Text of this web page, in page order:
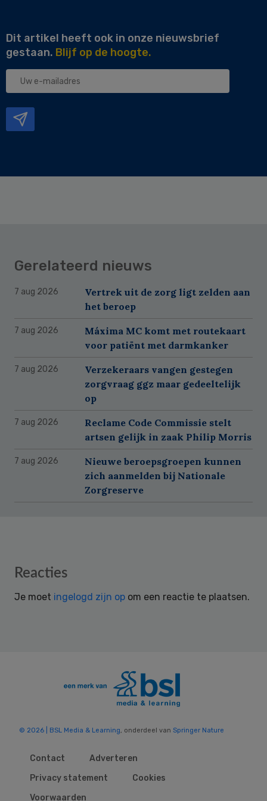
Dit artikel heeft ook in onze nieuwsbrief
gestaan. Blijf op de hoogte.
Uw
Gerelateerd nieuws
7 aug 2026
Vertrek uit de zorg ligt zelden aan
het beroep
7 aug 2026
Máxima MC komt met routekaart
voor patiënt met darmkanker
7 aug 2026
Verzekeraars vangen gestegen
zorgvraag ggz maar gedeeltelijk
op
7 aug 2026
Reclame Code Commissie stelt
artsen gelijk in zaak Philip Morris
7 aug 2026
Nieuwe beroepsgroepen kunnen
zich aanmelden bij Nationale
Zorgreserve
Reader
Reacties
Je moet ingelogd zijn op om een reactie te plaatsen.
© 2026 | BSL Media & Learning , onderdeel van Springer Nature
Contact
Adverteren
Privacy statement
Cookies
Voorwaarden